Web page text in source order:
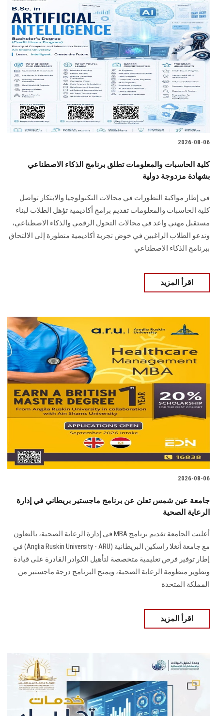
الإعلام
تواصل معنا
الطلاب
هيئة التدريس
الدراسات العليا
الزائـرون
سجل الان
2026-08-06
كلية الحاسبات والمعلومات تطلق برنامج الذكاء الاصطناعي
بشهادة مزدوجة دولية
في إطار مواكبة التطورات في مجالات التكنولوجيا والابتكار تواصل
كلية الحاسبات والمعلومات تقديم برامج أكاديمية تؤهل الطلاب لبناء
مستقبل مهني واعد في مجالات التحول الرقمي والذكاء الاصطناعي،
وتدعو الطلاب الراغبين في خوض تجربة أكاديمية متطورة إلى الالتحاق
ببرنامج الذكاء الاصطناعي
اقرأ المزيد
2026-08-06
جامعة عين شمس تعلن عن برنامج ماجستير بريطاني في إدارة
الرعاية الصحية
أعلنت الجامعة تقديم برنامج MBA في إدارة الرعاية الصحية، بالتعاون
مع جامعة أنغلا راسكين البريطانية (Anglia Ruskin University - ARU) في
إطار توفير فرص تعليمية متخصصة لتأهيل الكوادر القادرة على قيادة
وتطوير منظومة الرعاية الصحية، ويمنح البرنامج درجة ماجستير من
المملكة المتحدة
اقرأ المزيد